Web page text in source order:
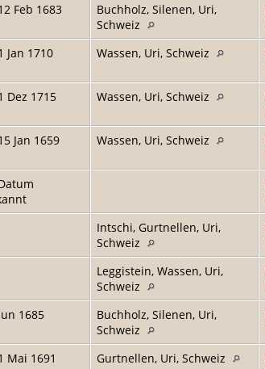
Feb 1683
Buchholz, Silenen, Uri,
Schweiz
Jan 1710 Wassen, Uri, Schweiz
Dez 1715 Wassen, Uri, Schweiz
Jan 1659 Wassen, Uri, Schweiz
Intschi, Gurtnellen, Uri,
Schweiz
Leggistein, Wassen, Uri,
Schweiz
1685
Buchholz, Silenen, Uri,
Schweiz
Mai 1691 Gurtnellen, Uri, Schweiz